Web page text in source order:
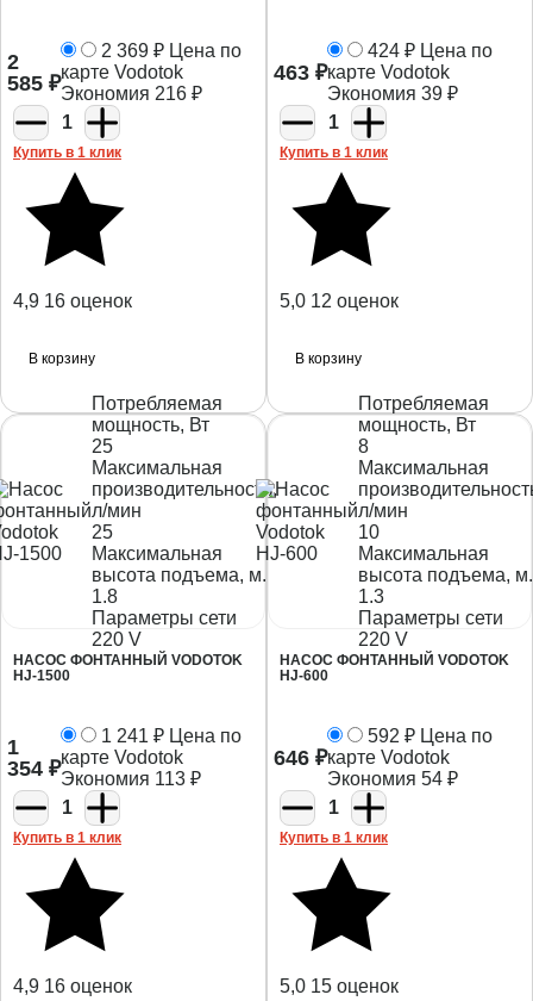
2
585 ₽
2 369 ₽ Цена по
карте Vodotok
Экономия 216 ₽
1
Купить в 1 клик
4,9 16 оценок
В корзину
463 ₽
424 ₽ Цена по
карте Vodotok
Экономия 39 ₽
1
Купить в 1 клик
5,0 12 оценок
В корзину
Потребляемая
мощность, Вт
25
Максимальная
производительность,
л/мин
25
Максимальная
высота подъема, м.
1.8
Параметры сети
220 V
НАСОС ФОНТАННЫЙ VODOTOK
HJ-1500
1
354 ₽
1 241 ₽ Цена по
карте Vodotok
Экономия 113 ₽
1
Купить в 1 клик
4,9 16 оценок
Потребляемая
мощность, Вт
8
Максимальная
л/мин
10
Максимальная
высота подъема, м.
1.3
Параметры сети
220 V
НАСОС ФОНТАННЫЙ VODOTOK
HJ-600
646 ₽
592 ₽ Цена по
карте Vodotok
Экономия 54 ₽
1
Купить в 1 клик
5,0 15 оценок